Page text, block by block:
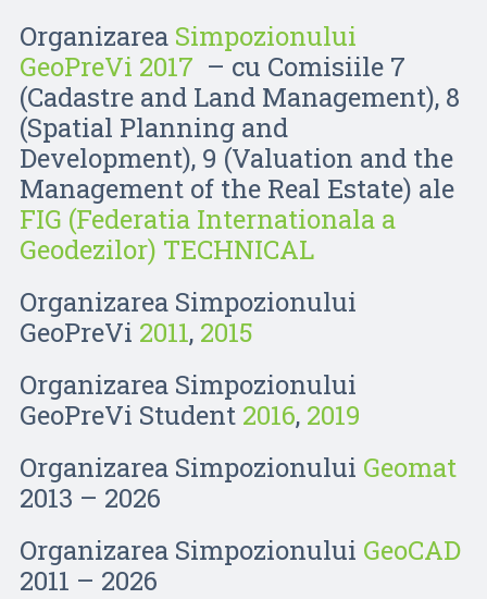
Organizarea Simpozionului
GeoPreVi 2017 – cu Comisiile 7
(Cadastre and Land Management), 8
(Spatial Planning and
Development), 9 (Valuation and the
Management of the Real Estate) ale
FIG (Federatia Internationala a
Geodezilor) TECHNICAL
Organizarea Simpozionului
GeoPreVi 2011, 2015
Organizarea Simpozionului
GeoPreVi Student 2016, 2019
Organizarea Simpozionului Geomat
2013 – 2026
Organizarea Simpozionului GeoCAD
2011 – 2026